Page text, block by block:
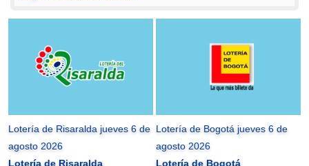
Lotería de Risaralda jueves 6 de
agosto 2026
Lotería de Risaralda
Lotería de Bogotá jueves 6 de
agosto 2026
Lotería de Bogotá